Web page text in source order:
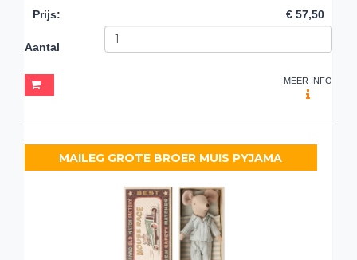
Prijs: € 57,50
Aantal
MEER INFO
MAILEG GROTE BROER MUIS PYJAMA